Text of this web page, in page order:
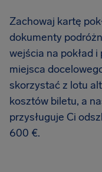
Zachowaj kartę
dokumenty
wejścia na pokład
miejsca
skorzystać z lotu
kosztów biletu, a
przysługuje Ci
600 €.